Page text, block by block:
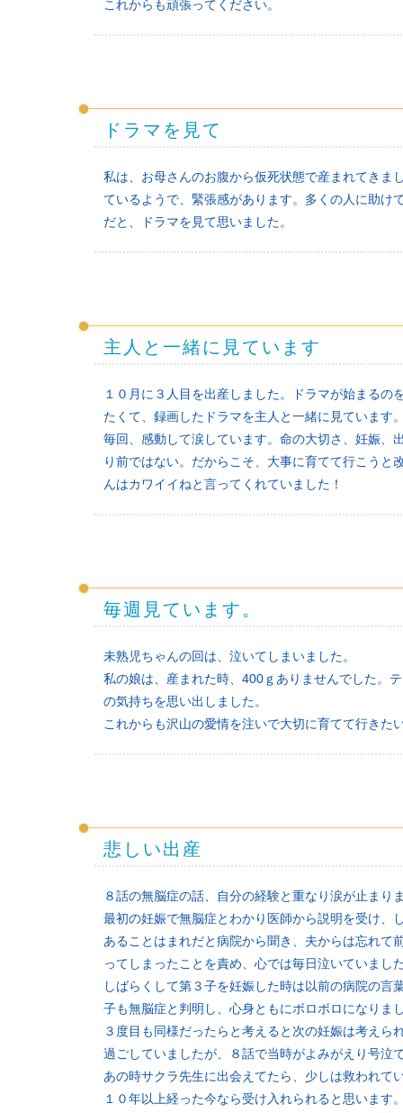
これからも頑張ってください。
ドラマを見て
私は、お母さんのお腹から仮死状態で産まれてきま
ているようで、緊張感があります。多くの人に助け
だと、ドラマを見て思いました。
主人と一緒に見ています
１０月に３人目を出産しました。ドラマが始まる
たくて、録画したドラマを主人と一緒に見ています
毎回、感動して涙しています。命の大切さ、妊娠、
り前ではない。だからこそ、大事に育てて行こう
んはカワイイねと言ってくれていました！
毎週見ています。
未熟児ちゃんの回は、泣いてしまいました。
私の娘は、産まれた時、400ｇありませんでした。
の気持ちを思い出しました。
これからも沢山の愛情を注いで大切に育てて行きた
悲しい出産
８話の無脳症の話、自分の経験と重なり涙が止まり
最初の妊娠で無脳症とわかり医師から説明を受け、
あることはまれだと病院から聞き、夫からは忘れて
ってしまったことを責め、心では毎日泣いていま
しばらくして第３子を妊娠した時は以前の病院の
子も無脳症と判明し、心身ともにボロボロになりま
３度目も同様だったらと考えると次の妊娠は考え
過ごしていましたが、８話で当時がよみがえり号泣
あの時サクラ先生に出会えてたら、少しは救われて
１０年以上経った今なら受け入れられると思います